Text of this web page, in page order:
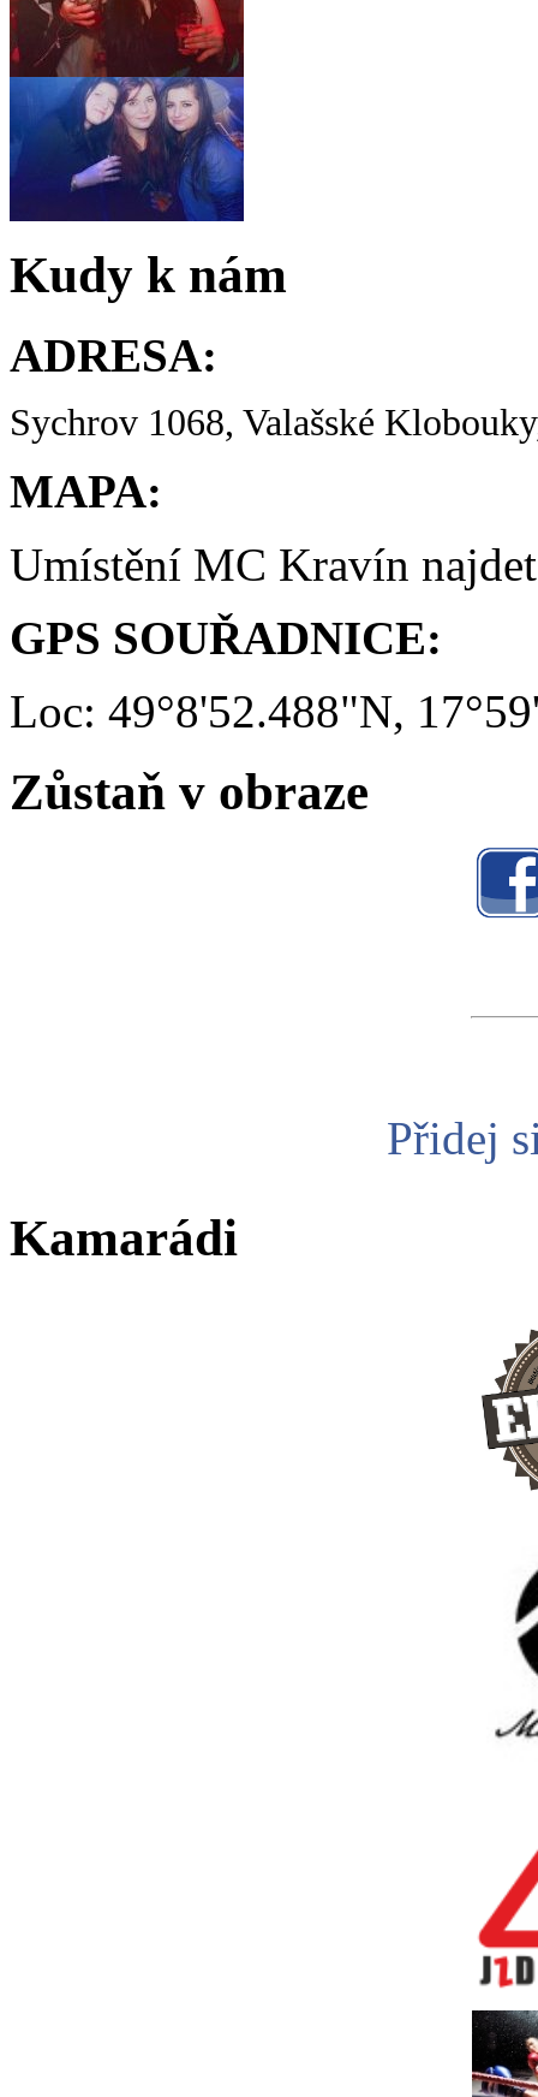
Kudy k nám
ADRESA:
Sychrov 1068, Valašské
MAPA:
Umístění MC Kravín
GPS SOUŘADNICE:
Loc: 49°8'52.488"N,
Zůstaň v obraze
Přidej
Kamarádi